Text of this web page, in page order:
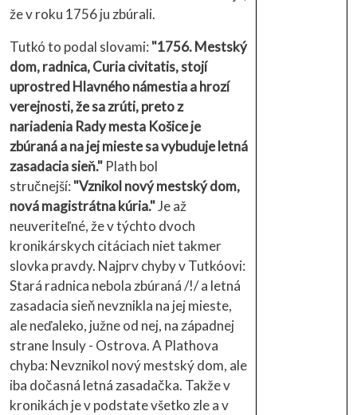
že v roku 1756 ju zbúrali.
Tutkó to podal slovami: "1756. Mestský
dom, radnica, Curia civitatis, stojí
uprostred Hlavného námestia a hrozí
verejnosti, že sa zrúti, preto z
nariadenia Rady mesta Košice je
zbúraná a na jej mieste sa vybuduje letná
zasadacia sieň." Plath bol
stručnejší: "Vznikol nový mestský dom,
nová magistrátna kúria."Je až
neuveriteľné, že v týchto dvoch
kronikárskych citáciach niet takmer
slovka pravdy. Najprv chyby v Tutkóovi:
Stará radnica nebola zbúraná /!/ a letná
zasadacia sieň nevznikla na jej mieste,
ale neďaleko, južne od nej, na západnej
strane Insuly - Ostrova. A Plathova
chyba: Nevznikol nový mestský dom, ale
iba dočasná letná zasadačka. Takže v
kronikách je v podstate všetko zle a v